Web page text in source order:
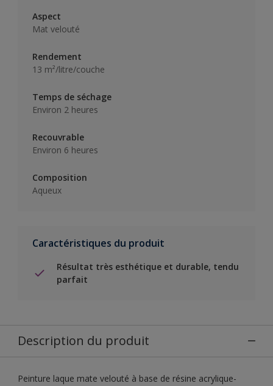
Aspect
Mat velouté
Rendement
13 m²/litre/couche
Temps de séchage
Environ 2 heures
Recouvrable
Environ 6 heures
Composition
Aqueux
Caractéristiques du produit
Résultat très esthétique et durable, tendu
parfait
Description du produit
Peinture laque mate velouté à base de résine acrylique-